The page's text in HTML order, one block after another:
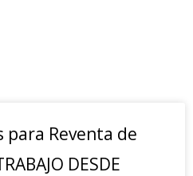
para Reventa de
DESDE